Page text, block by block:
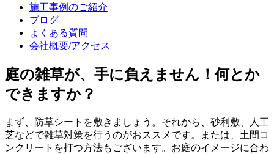
施工事例のご紹介
ブログ
よくある質問
会社概要/アクセス
庭の雑草が、手に負えません！何とか
できますか？
まず、防草シートを敷きましょう。それから、砂利敷、人工
芝などで雑草対策を行うのがおススメです。または、土間コ
ンクリートを打つ方法もございます。お庭のイメージに合わ